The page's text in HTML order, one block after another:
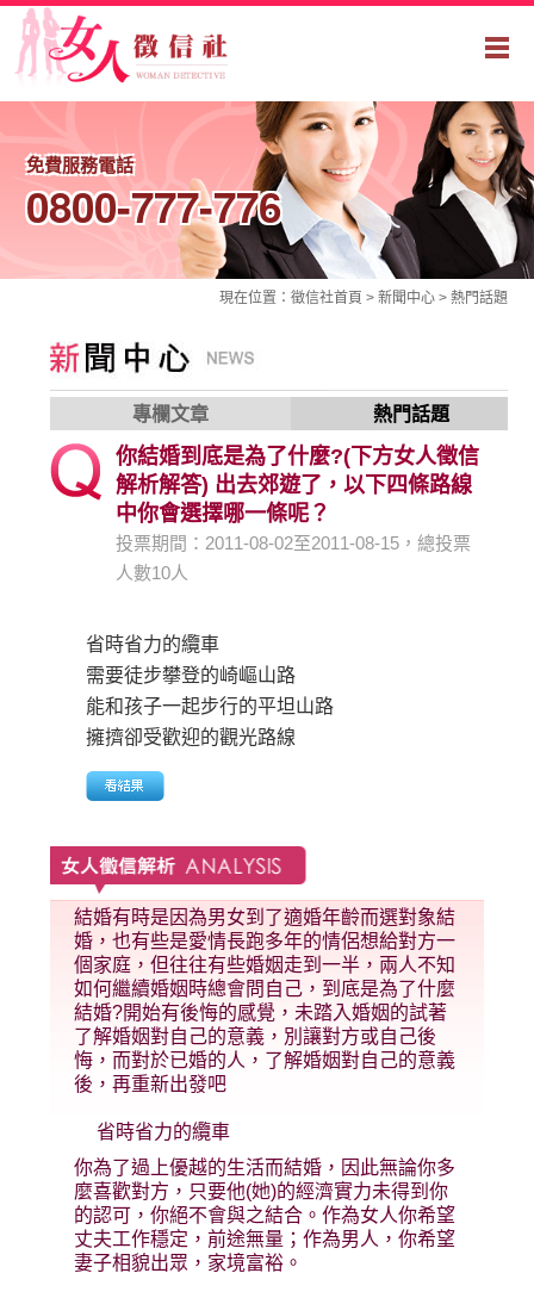
免費服務電話
0800-777-776
現在位置： 徵信社首頁 > 新聞中心> 熱門話題
專欄文章 熱門話題
你結婚到底是為了什麼?(下方女人徵信
解析解答) 出去郊遊了，以下四條路線
中你會選擇哪一條呢？
投票期間：2011-08-02至2011-08-15，總投票
人數10人
省時省力的纜車
需要徒步攀登的崎嶇山路
能和孩子一起步行的平坦山路
擁擠卻受歡迎的觀光路線
結婚有時是因為男女到了適婚年齡而選對象結
婚，也有些是愛情長跑多年的情侶想給對方一
個家庭，但往往有些婚姻走到一半，兩人不知
如何繼續婚姻時總會問自己，到底是為了什麼
結婚?開始有後悔的感覺，未踏入婚姻的試著
了解婚姻對自己的意義，別讓對方或自己後
悔，而對於已婚的人，了解婚姻對自己的意義
後，再重新出發吧
省時省力的纜車
你為了過上優越的生活而結婚，因此無論你多
麼喜歡對方，只要他(她)的經濟實力未得到你
的認可，你絕不會與之結合。作為女人你希望
丈夫工作穩定，前途無量；作為男人，你希望
妻子相貌出眾，家境富裕。